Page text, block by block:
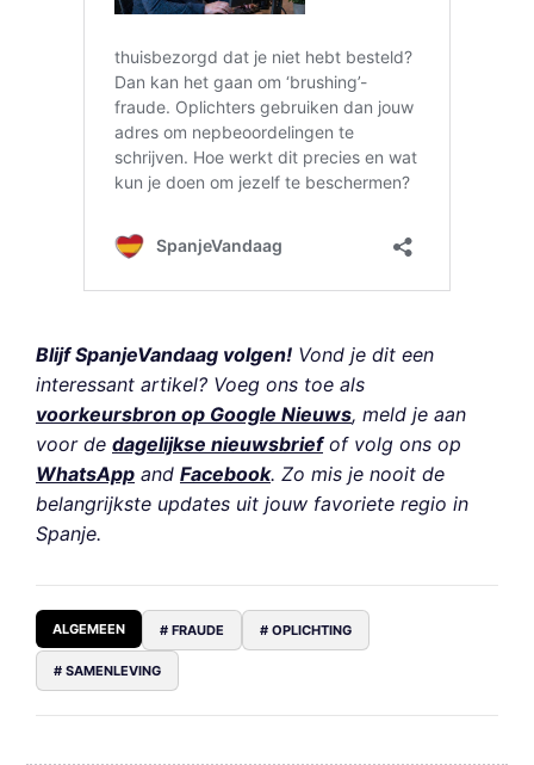
Blijf SpanjeVandaag volgen! Vond je dit een
interessant artikel? Voeg ons toe als
voorkeursbron op Google Nieuws, meld je aan
voor de dagelijkse nieuwsbriefof volg ons op
WhatsApp and Facebook. Zo mis je nooit de
belangrijkste updates uit jouw favoriete regio in
Spanje.
ALGEMEEN # FRAUDE # OPLICHTING
# SAMENLEVING